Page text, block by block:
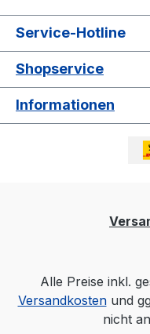
Service-Hotline
Shopservice
Informationen
Alle Preise inkl.
Versandkostenund
nicht